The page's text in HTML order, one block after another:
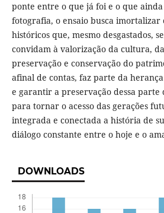
ponte entre o que já foi e o que
fotografia, o ensaio busca imortalizar
históricos que, mesmo desgastados,
convidam à valorização da cultura,
preservação e conservação do
afinal de contas, faz parte da
e garantir a preservação dessa parte
para tornar o acesso das gerações
integrada e conectada a história de
diálogo constante entre o hoje e o
DOWNLOADS